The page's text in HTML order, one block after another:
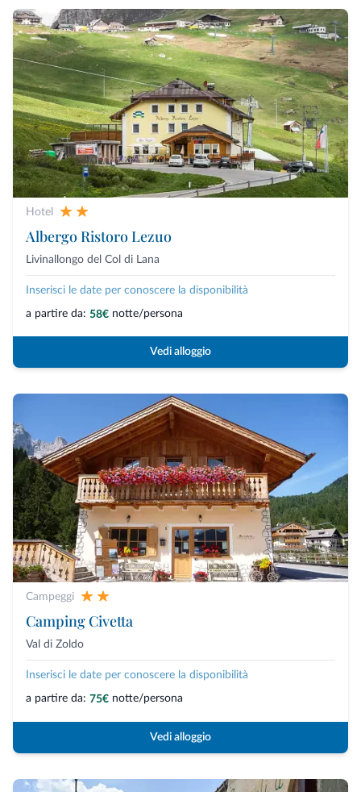
Hotel
Albergo Ristoro Lezuo
Livinallongo del Col di Lana
Inserisci le date per conoscere la disponibilità
a partire da: 58€ notte/persona
Vedi alloggio
Campeggi
Camping Civetta
Val di Zoldo
Inserisci le date per conoscere la disponibilità
a partire da: 75€ notte/persona
Vedi alloggio